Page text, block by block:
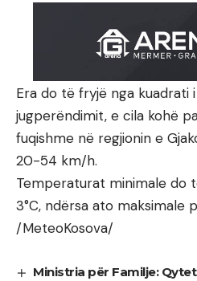
Era do të fryjë nga kuadrati
jugperëndimit, e cila kohë
fuqishme në regjionin e
20-54 km/h.
Temperaturat minimale do
3°C, ndërsa ato maksimale
/MeteoKosova/
Ministria për Familje: